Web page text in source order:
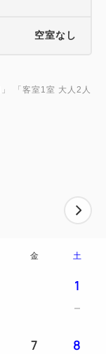
空室なし
」 「客室1室 大人2人
金 土
1
7 8